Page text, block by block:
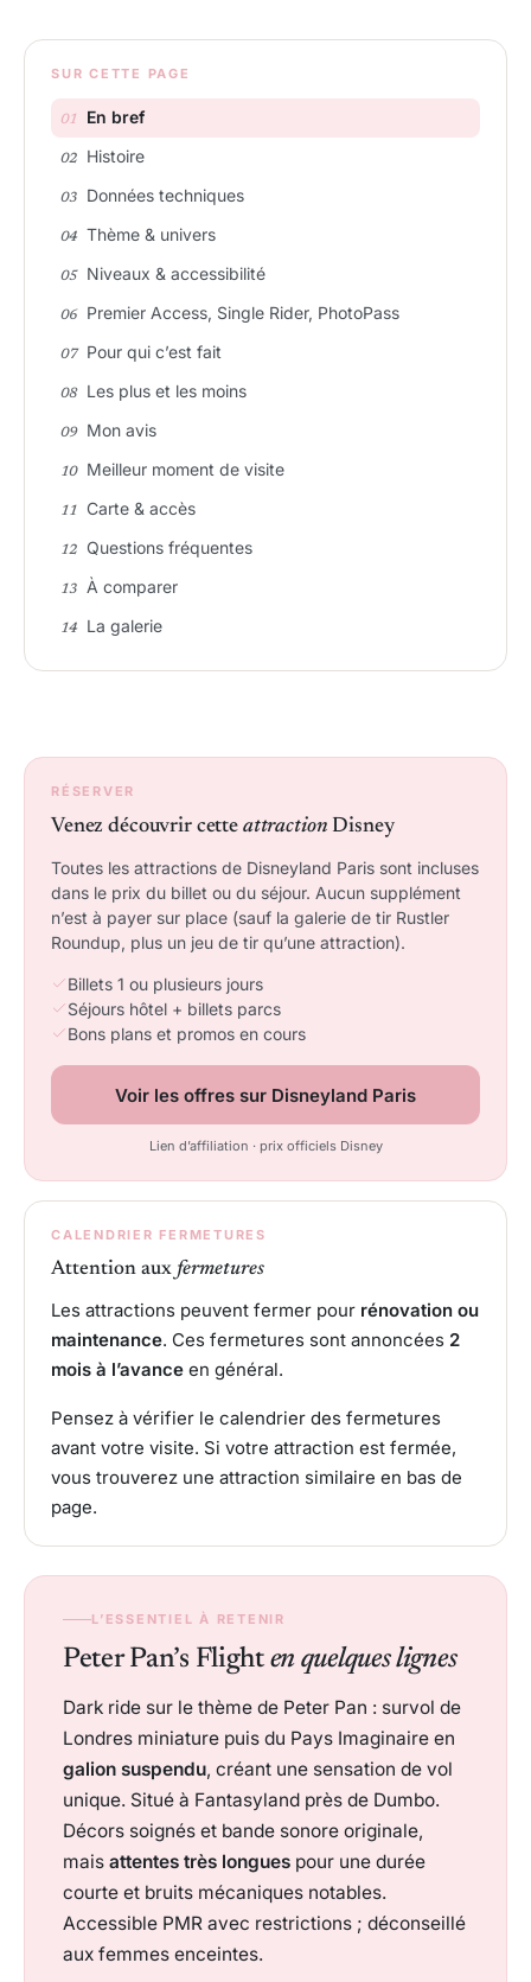
SUR CETTE PAGE
En bref
Histoire
Données techniques
Thème & univers
Niveaux & accessibilité
Premier Access, Single Rider, PhotoPass
Pour qui c’est fait
Les plus et les moins
Mon avis
Meilleur moment de visite
Carte & accès
Questions fréquentes
À comparer
La galerie
L’ESSENTIEL À RETENIR
Peter Pan’s Flight en quelques lignes
Dark ride sur le thème de Peter Pan : survol de
Londres miniature puis du Pays Imaginaire en
galion suspendu, créant une sensation de vol
unique. Situé à Fantasyland près de Dumbo.
Décors soignés et bande sonore originale,
mais attentes très longues pour une durée
courte et bruits mécaniques notables.
Accessible PMR avec restrictions ; déconseillé
aux femmes enceintes.
RÉSERVER
Venez découvrir cette attraction Disney
Toutes les attractions de Disneyland Paris sont incluses
dans le prix du billet ou du séjour. Aucun supplément
n’est à payer sur place (sauf la galerie de tir Rustler
Roundup, plus un jeu de tir qu’une attraction).
Billets 1 ou plusieurs jours
Séjours hôtel + billets parcs
Bons plans et promos en cours
Voir les offres sur Disneyland Paris
Lien d’affiliation · prix officiels Disney
CALENDRIER FERMETURES
Attention aux fermetures
Les attractions peuvent fermer pour rénovation ou
maintenance. Ces fermetures sont annoncées 2
mois à l’avance en général.
Pensez à vérifier le calendrier des fermetures
avant votre visite. Si votre attraction est fermée,
vous trouverez une attraction similaire en bas de
page.